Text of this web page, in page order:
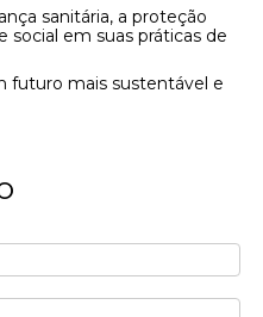
sanitária, a proteção
social em suas práticas de
futuro mais sustentável e